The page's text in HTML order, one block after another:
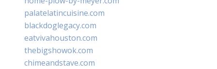
palatelatincuisine.com
blackdoglegacy.com
eatvivahouston.com
thebigshowok.com
chimeandstave.com